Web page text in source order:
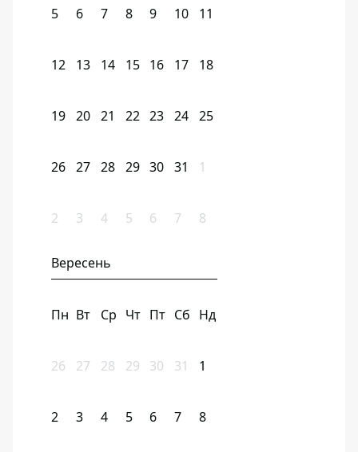
5 6 7 8 9 10 11
12 13 14 15 16 17 18
19 20 21 22 23 24 25
26 27 28 29 30 31 1
2 3 4 5 6 7 8
Вересень
Пн Вт Ср Чт Пт Сб Нд
26 27 28 29 30 31 1
2 3 4 5 6 7 8